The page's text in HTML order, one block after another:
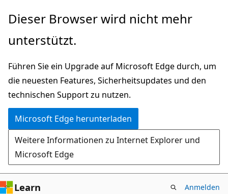
Zu
wechseln
Dieser Browser wird nicht mehr
unterstützt.
Führen Sie ein Upgrade auf Microsoft Edge durch, um
die neuesten Features, Sicherheitsupdates und den
technischen Support zu nutzen.
Microsoft Edge herunterladen
Weitere Informationen zu Internet Explorer und
Microsoft Edge
Learn Anmelden